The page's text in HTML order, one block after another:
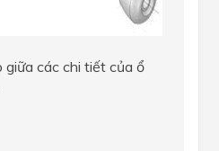
giữa các chi tiết của ổ